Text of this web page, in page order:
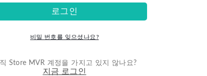
비밀 번호를 잊으셨나요?
Store MVR 계정을 가지고 있지 않나요?
지금 로그인